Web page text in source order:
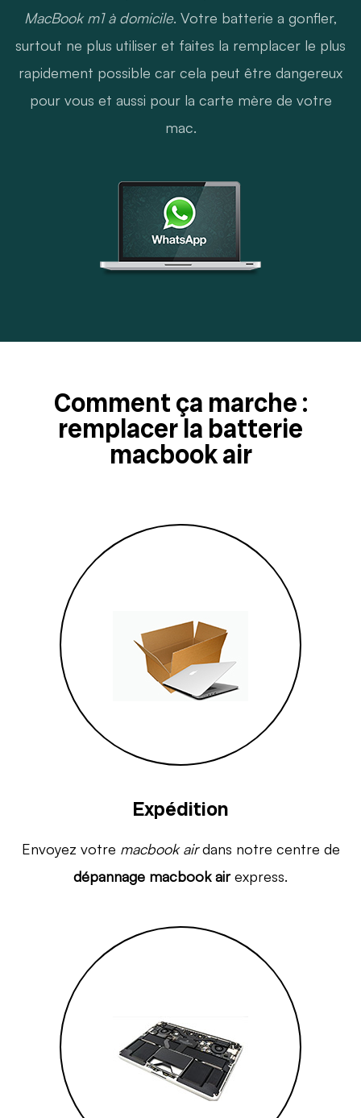
MacBook m1 à domicile. Votre batterie a gonfler,
surtout ne plus utiliser et faites la remplacer le plus
rapidement possible car cela peut être dangereux
pour vous et aussi pour la carte mère de votre
mac.
Comment ça marche :
remplacer la batterie
macbook air
Expédition
Envoyez votre macbook airdans notre centre de
dépannage macbook airexpress.